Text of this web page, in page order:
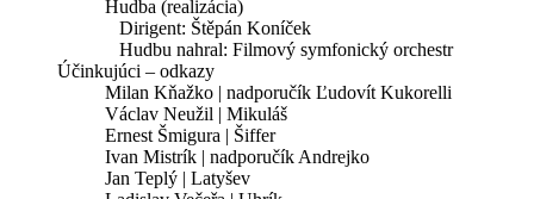
Hudba (realizácia)
Dirigent: Štěpán Koníček
Hudbu nahral: Filmový symfonický orchestr
Účinkujúci – odkazy
Milan Kňažko | nadporučík Ľudovít Kukorelli
Václav Neužil | Mikuláš
Ernest Šmigura | Šiffer
Ivan Mistrík | nadporučík Andrejko
Jan Teplý | Latyšev